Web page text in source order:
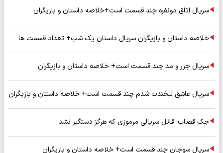
سریال اتاق دونفره چند قسمت است+خلاصه داستان و بازیگران
خلاصه داستان و بازیگران سریال داستان یک شب+ تعداد قسمت ها
سریال جزر و مد چند قسمت است+ خلاصه داستان و بازیگران
سریال عاشق لبخندت شدم چند قسمت است+ خلاصه داستان و بازیگران
جک قصاب؛ قاتل سریالی مرموزی که هرگز دستگیر نشد
سریال سوجان چند قسمت است+ خلاصه داستان و بازیگران